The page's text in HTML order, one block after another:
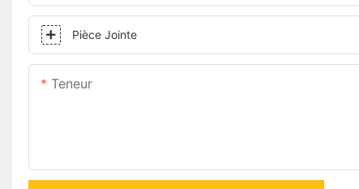
Pièce Jointe
Teneur